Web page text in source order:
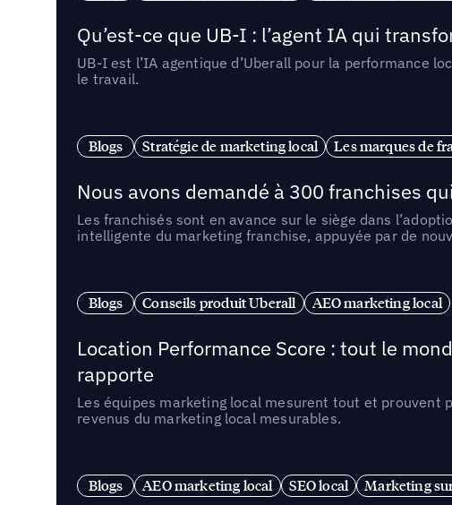
Qu’est-ce que UB-I : l’agent IA qui
UB-I est l’IA agentique d’Uberall pour la performance
le travail.
Blogs Stratégie de marketing local Les marques de
Nous avons demandé à 300 franchises
Les franchisés sont en avance sur le siège dans
intelligente du marketing franchise, appuyée par de
Blogs Conseils produit Uberall AEO marketing local
Location Performance Score : tout le
rapporte
Les équipes marketing local mesurent tout et prouvent
revenus du marketing local mesurables.
Blogs AEO marketing local SEO local Marketing